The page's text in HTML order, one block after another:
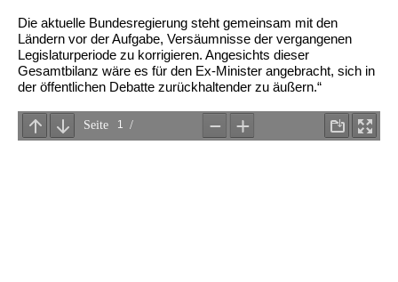
Die aktuelle Bundesregierung steht gemeinsam mit den
Ländern vor der Aufgabe, Versäumnisse der vergangenen
Legislaturperiode zu korrigieren. Angesichts dieser
Gesamtbilanz wäre es für den Ex-Minister angebracht, sich in
der öffentlichen Debatte zurückhaltender zu äußern.“